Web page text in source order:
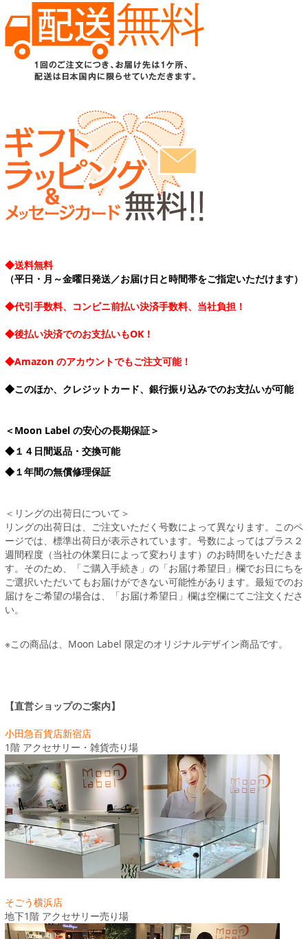
◆送料無料
（平日・月～金曜日発送／お届け日と時間帯をご指定いただけます）
◆代引手数料、コンビニ前払い決済手数料、当社負担！
◆後払い決済でのお支払いもOK！
◆Amazon のアカウントでもご注文可能！
◆このほか、クレジットカード、銀行振り込みでのお支払いが可能
＜Moon Label の安心の長期保証＞
◆１４日間返品・交換可能
◆１年間の無償修理保証
＜リングの出荷日について＞
リングの出荷日は、ご注文いただく号数によって異なります。このペ
ージでは、標準出荷日が表示されています。号数によってはプラス２
週間程度（当社の休業日によって変わります）のお時間をいただきま
す。そのため、「ご購入手続き」の「お届け希望日」欄でお日にちを
ご選択いただいてもお届けができない可能性があります。最短でのお
届けをご希望の場合は、「お届け希望日」欄は空欄にてご注文くださ
い。
※この商品は、Moon Label 限定のオリジナルデザイン商品です。
【直営ショップのご案内】
小田急百貨店新宿店
1階 アクセサリー・雑貨売り場
そごう横浜店
地下1階 アクセサリー売り場